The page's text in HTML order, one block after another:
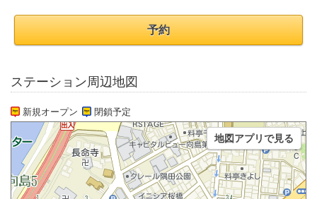
予約
ステーション周辺地図
新規オープン 閉鎖予定
地図アプリで見る